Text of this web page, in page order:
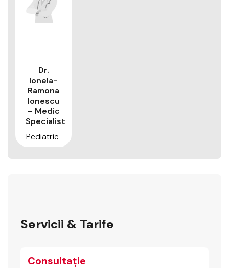
Dr.
Ionela-
Ramona
Ionescu
– Medic
Specialist
Pediatrie
Servicii & Tarife
Consultație